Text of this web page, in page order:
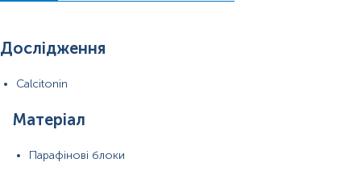
Дослідження
Calcitonin
Матеріал
Парафінові блоки